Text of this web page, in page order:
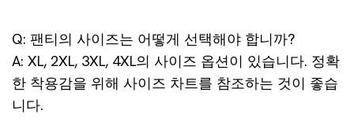
Q: 팬티의 사이즈는 어떻게 선택해야 합니까?
A: XL, 2XL, 3XL, 4XL의 사이즈 옵션이 있습니다. 정확
한 착용감을 위해 사이즈 차트를 참조하는 것이 좋습
니다.